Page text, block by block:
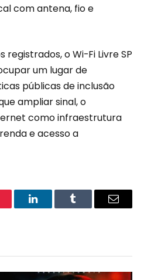
com antena, fio e
registrados, o Wi-Fi Livre SP
um lugar de
públicas de inclusão
ampliar sinal, o
como infraestrutura
e acesso a
LinkedInTumblr Email